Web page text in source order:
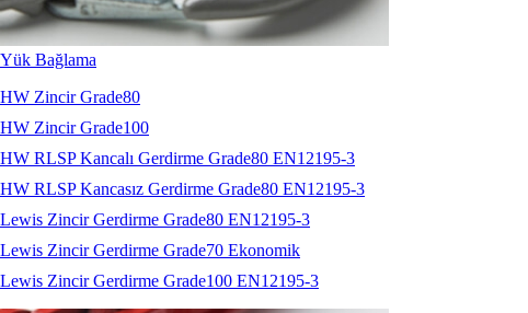
Yük Bağlama
HW Zincir Grade80
HW Zincir Grade100
HW RLSP Kancalı Gerdirme Grade80 EN12195-3
HW RLSP Kancasız Gerdirme Grade80 EN12195-3
Lewis Zincir Gerdirme Grade80 EN12195-3
Lewis Zincir Gerdirme Grade70 Ekonomik
Lewis Zincir Gerdirme Grade100 EN12195-3
Talurit